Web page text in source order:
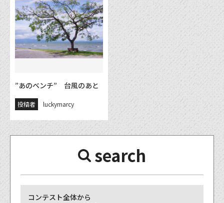
”あのベンチ” 台風のあと
投稿者 luckymarcy
search
コンテスト全体から